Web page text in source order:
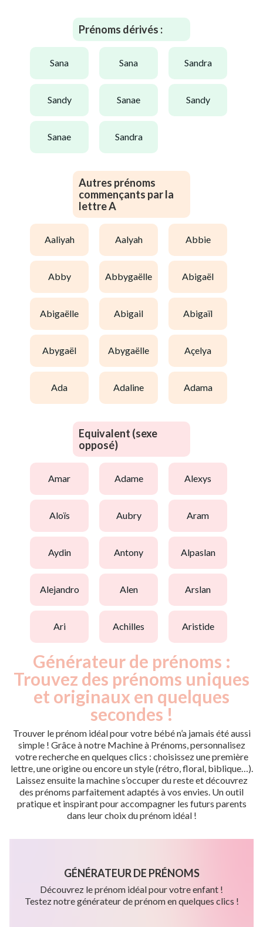
Prénoms dérivés :
sana sana sandra
sandy sanae sandy
sanae sandra
Autres prénoms
commençants par la
lettre A
aaliyah aalyah abbie
abby abbygaëlle abigaël
abigaëlle abigail abigaïl
abygaël abygaëlle açelya
ada adaline adama
Equivalent (sexe
opposé)
amar adame alexys
aloïs aubry aram
aydin antony alpaslan
alejandro alen arslan
ari achilles aristide
Générateur de prénoms :
Trouvez des prénoms uniques
et originaux en quelques
secondes !
Trouver le prénom idéal pour votre bébé n’a jamais été aussi
simple ! Grâce à notre Machine à Prénoms, personnalisez
votre recherche en quelques clics : choisissez une première
lettre, une origine ou encore un style (rétro, floral, biblique…).
Laissez ensuite la machine s’occuper du reste et découvrez
des prénoms parfaitement adaptés à vos envies. Un outil
pratique et inspirant pour accompagner les futurs parents
dans leur choix du prénom idéal !
GÉNÉRATEUR DE PRÉNOMS
Découvrez le prénom idéal pour votre enfant !
Testez notre générateur de prénom en quelques clics !